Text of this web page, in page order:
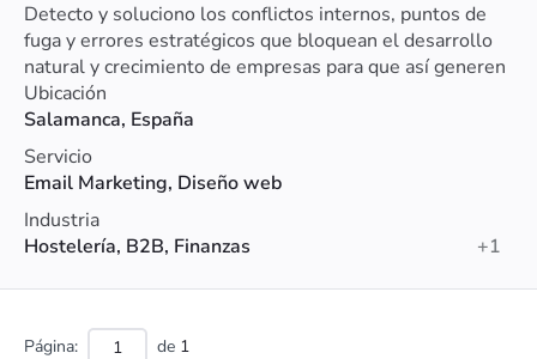
Detecto y soluciono los conflictos internos, puntos de
fuga y errores estratégicos que bloquean el desarrollo
natural y crecimiento de empresas para que así generen
más ingresos.
Ubicación
Salamanca, España
Servicio
Email Marketing, Diseño web
Industria
Hostelería, B2B, Finanzas
+1
Página: de 1